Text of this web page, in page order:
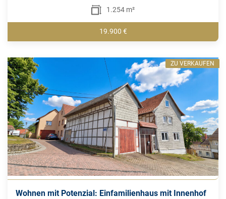
1.254 m²
19.900 €
Wohnen mit Potenzial: Einfamilienhaus mit Innenhof
ZU VERKAUFEN